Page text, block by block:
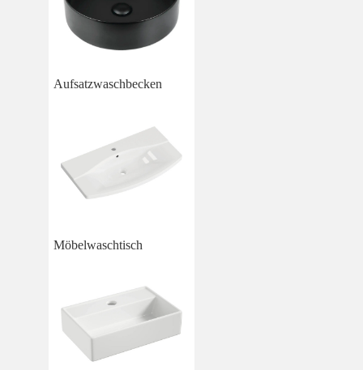
Aufsatzwaschbecken
Möbelwaschtisch